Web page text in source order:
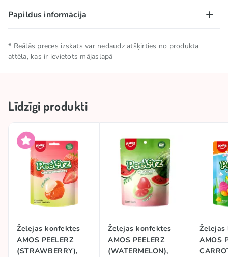
Papildus informācija
Neto daudzums 0.065 KG
Kolekcijas
Izcelsmes valsts
TOP
Zīmols AMOS
#trend PEELABLE CANDY
* Reālās preces izskats var nedaudz atšķirties no produkta
attēla, kas ir ievietots mājaslapā
Līdzīgi produkti
Želejas konfektes
AMOS PEELERZ
(STRAWBERRY),
Želejas konfektes
AMOS PEELERZ
(WATERMELON),
Želejas
AMOS